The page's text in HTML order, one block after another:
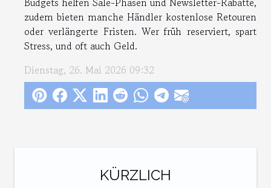
KÜRZLICH
zudem bieten manche Händler kostenlose Retouren
oder verlängerte Fristen. Wer früh reserviert, spart
Stress, und oft auch Geld.
Dienstag, 26. Mai 2026 09:32